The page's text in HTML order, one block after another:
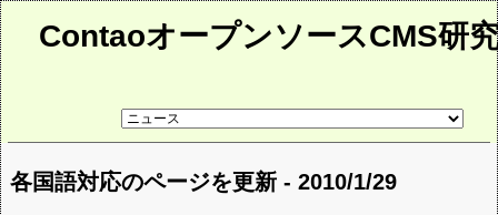
ContaoオープンソースCMS研
リ
ペ
ー
各国語対応のページを更新 - 2010/1/29